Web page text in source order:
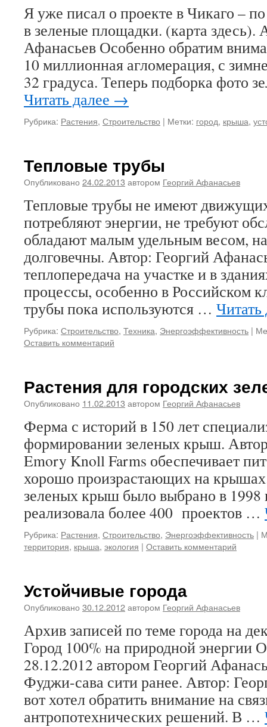
Я уже писал о проекте в Чикаго –
в зеленые площадки. (карта здесь).
Афанасьев Особенно обратим
10 миллионная агломерация, с
32 градуса. Теперь подборка
Читать далее →
Рубрика: Растения, Строительство | Метки: город, крыша,
Тепловые трубы
Опубликовано 24.02.2013 автором Георгий Афанасьев
Тепловые трубы не имеют
потребляют энергии, не требуют
обладают малым удельным весом,
долговечны. Автор: Георгий
теплопередача на участке и в
процессы, особенно в Российском
трубы пока используются …
Рубрика: Строительство, Техника, Энергоэффективность |
Оставить комментарий
Растения для городских
Опубликовано 11.02.2013 автором Георгий Афанасьев
Ферма с историй в 150 лет
формировании зеленых крыш.
Emory Knoll Farms обеспечивает
хорошо произрастающих на
зеленых крыш было выбрано в
реализовала более 400 проектов …
Рубрика: Растения, Строительство, Энергоэффективность |
территория, крыша, экология | Оставить комментарий
Устойчивые города
Опубликовано 30.12.2012автором Георгий Афанасьев
Архив записей по теме города на
Город 100% на природной энергии
28.12.2012 автором Георгий
Фуджи-сава сити ранее. Автор:
вот хотел обратить внимание на
антропотехнических решений. В …